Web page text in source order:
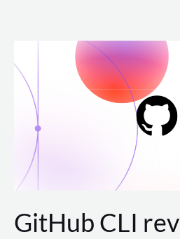
para
conteúdo
GitHub CLI